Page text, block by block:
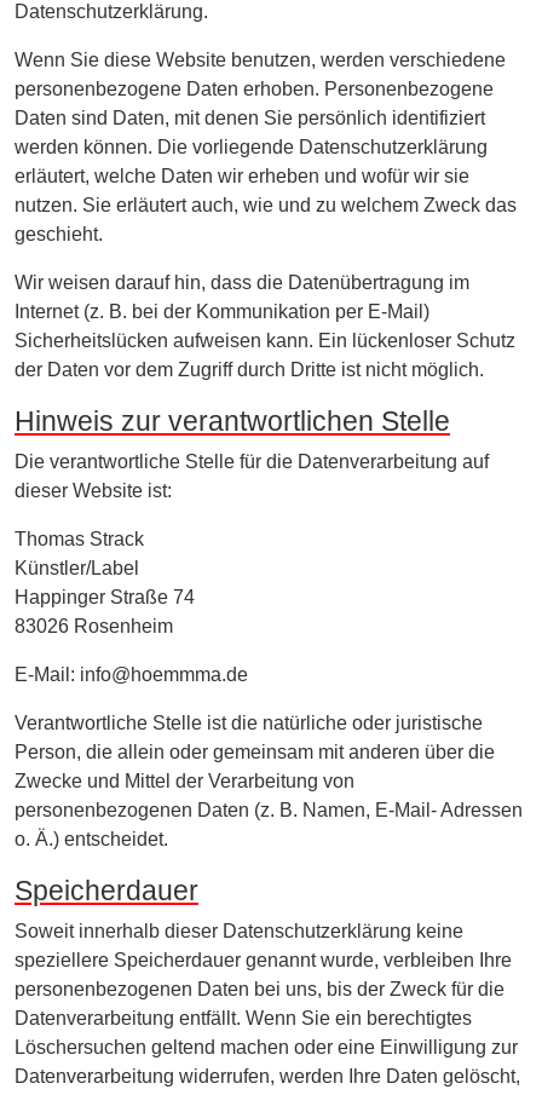
Datenschutzerklärung.
Wenn Sie diese Website benutzen, werden verschiedene
personenbezogene Daten erhoben. Personenbezogene
Daten sind Daten, mit denen Sie persönlich identifiziert
werden können. Die vorliegende Datenschutzerklärung
erläutert, welche Daten wir erheben und wofür wir sie
nutzen. Sie erläutert auch, wie und zu welchem Zweck das
geschieht.
Wir weisen darauf hin, dass die Datenübertragung im
Internet (z. B. bei der Kommunikation per E-Mail)
Sicherheitslücken aufweisen kann. Ein lückenloser Schutz
der Daten vor dem Zugriff durch Dritte ist nicht möglich.
Hinweis zur verantwortlichen Stelle
Die verantwortliche Stelle für die Datenverarbeitung auf
dieser Website ist:
Thomas Strack
Künstler/Label
Happinger Straße 74
83026 Rosenheim
E-Mail: info@hoemmma.de
Verantwortliche Stelle ist die natürliche oder juristische
Person, die allein oder gemeinsam mit anderen über die
Zwecke und Mittel der Verarbeitung von
personenbezogenen Daten (z. B. Namen, E-Mail- Adressen
o. Ä.) entscheidet.
Speicherdauer
Soweit innerhalb dieser Datenschutzerklärung keine
speziellere Speicherdauer genannt wurde, verbleiben Ihre
personenbezogenen Daten bei uns, bis der Zweck für die
Datenverarbeitung entfällt. Wenn Sie ein berechtigtes
Löschersuchen geltend machen oder eine Einwilligung zur
Datenverarbeitung widerrufen, werden Ihre Daten gelöscht,